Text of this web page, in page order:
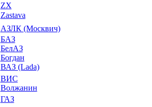
ZX
Zastava
АЗЛК (Москвич)
БАЗ
БелАЗ
Богдан
ВАЗ (Lada)
ВИС
Волжанин
ГАЗ